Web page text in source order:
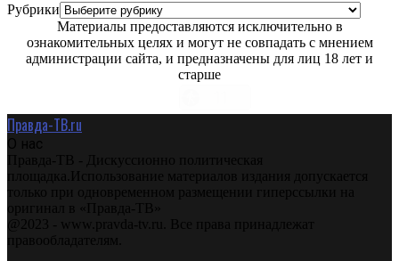
Рубрики
Материалы предоставляются исключительно в
ознакомительных целях и могут не совпадать с мнением
администрации сайта, и предназначены для лиц 18 лет и
старше
Правда-ТВ.ru
О нас
Правда-ТВ - Дискуссионно политическая
площадка.Использование материалов издания допускается
только при одновременном размещении гиперссылки на
оригинал в «Правда-ТВ»
@2023 - www.pravda-tv.ru. Все права принадлежат
правообладателям.